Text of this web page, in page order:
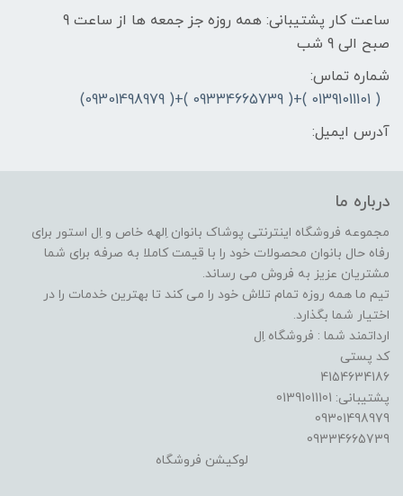
ساعت کار پشتیبانی: همه روزه جز جمعه ها از ساعت 9
صبح الی 9 شب
شماره تماس:
( 01391011101 )+( 09334665739 )+( 09301498979)
آدرس ایمیل:
درباره ما
مجموعه فروشگاه اینترنتی پوشاک بانوان اِلهه خاص و اِل استور برای
رفاه حال بانوان محصولات خود را با قیمت کاملا به صرفه برای شما
مشتریان عزیز به فروش می رساند.
تیم ما همه روزه تمام تلاش خود را می کند تا بهترین خدمات را در
اختیار شما بگذارد.
ارداتمند شما : فروشگاه اِل
کد پستی
4154634186
پشتیبانی: 01391011101
09301498979
09334665739
لوکیشن فروشگاه